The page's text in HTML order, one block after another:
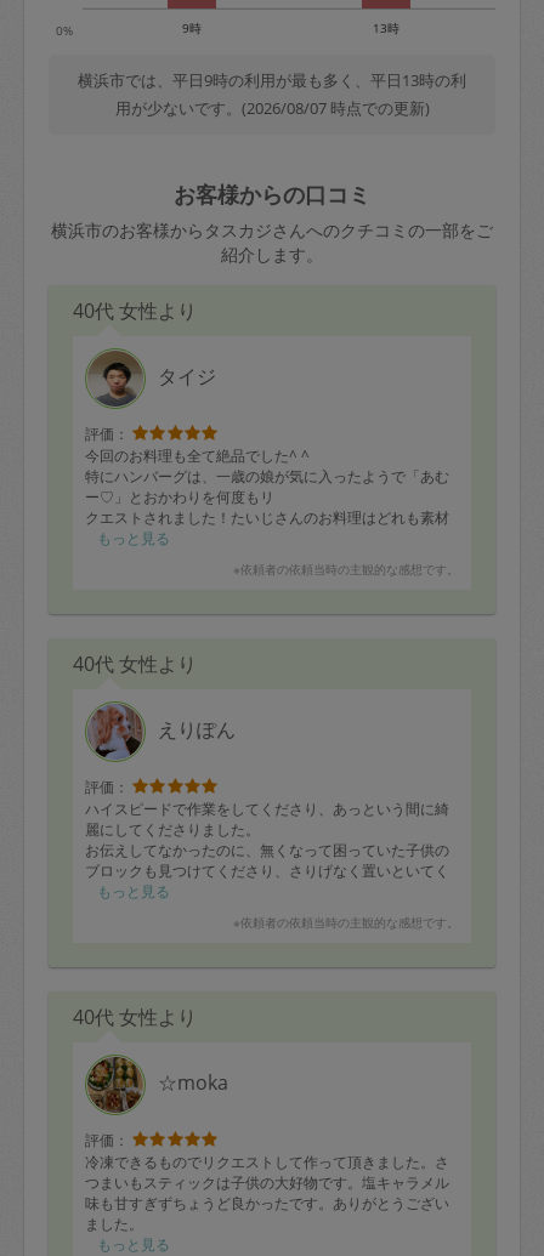
0% 9時 13時
横浜市では、平日9時の利用が最も多く、平日13時の利
用が少ないです。(2026/08/07 時点での更新)
お客様からの口コミ
横浜市のお客様からタスカジさんへのクチコミの一部をご
紹介します。
40代 女性より
タイジ
評価：
今回のお料理も全て絶品でした^ ^
特にハンバーグは、一歳の娘が気に入ったようで「あむ
ー♡︎」とおかわりを何度もリ
クエストされました！たいじさんのお料理はどれも素材
の味が活かされた優しいお味
お料理に使っていただく用に
いました！柔らかく煮たカ
どうもありがとうございます
(*´ｰ`*人)
またよろしくお願い致します！
・きのこのマリネ
・焼きナス
・ハンバーグ
・肉巻き(野菜ときのこ)
・カボチャサラダ
・麻婆豆腐
・牛肉ときのこと野菜のオイスターソース炒め
追加で
・かぶと油揚げのお出汁煮
・かぶの皮と葉っぱの塩揉み
もっと見る
※依頼者の依頼当時の主観的な感想です。
40代 女性より
えりぽん
評価：
ハイスピードで作業をしてくださり、あっという間に綺
麗にしてくださりました。
お伝えしてなかったのに、無くなって困っていた子供の
ブロックも見つけてくださり、さりげなく置いといてく
ださったことにお帰りになられてから気づき感動しまし
プロだなぁと改めて思いました！！！
もっと見る
※依頼者の依頼当時の主観的な感想です。
40代 女性より
☆moka
評価：
冷凍できるものでリクエストして作って頂きました。さ
つまいもスティックは子供の大好物です。塩キャラメル
味も甘すぎずちょうど良かったです。ありがとうござい
ました。
・ミートソース
もっと見る